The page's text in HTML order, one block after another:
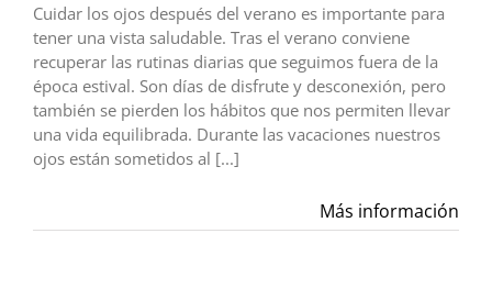
Cuidar los ojos después del verano es importante para
tener una vista saludable. Tras el verano conviene
recuperar las rutinas diarias que seguimos fuera de la
época estival. Son días de disfrute y desconexión, pero
también se pierden los hábitos que nos permiten llevar
una vida equilibrada. Durante las vacaciones nuestros
ojos están sometidos al [...]
Más información